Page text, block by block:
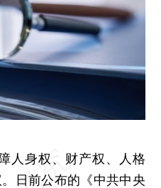
人身权、财产权、人格
。日前公布的《中共中央